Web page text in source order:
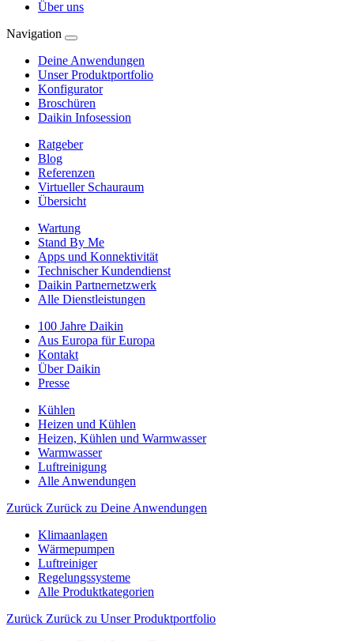
Über uns
Navigation
Deine Anwendungen
Unser Produktportfolio
Konfigurator
Broschüren
Daikin Infosession
Ratgeber
Blog
Referenzen
Virtueller Schauraum
Übersicht
Wartung
Stand By Me
Apps und Konnektivität
Technischer Kundendienst
Daikin Partnernetzwerk
Alle Dienstleistungen
100 Jahre Daikin
Aus Europa für Europa
Kontakt
Über Daikin
Presse
Kühlen
Heizen und Kühlen
Heizen, Kühlen und Warmwasser
Warmwasser
Luftreinigung
Alle Anwendungen
Zurück Zurück zu Deine Anwendungen
Klimaanlagen
Wärmepumpen
Luftreiniger
Regelungssysteme
Alle Produktkategorien
Zurück Zurück zu Unser Produktportfolio